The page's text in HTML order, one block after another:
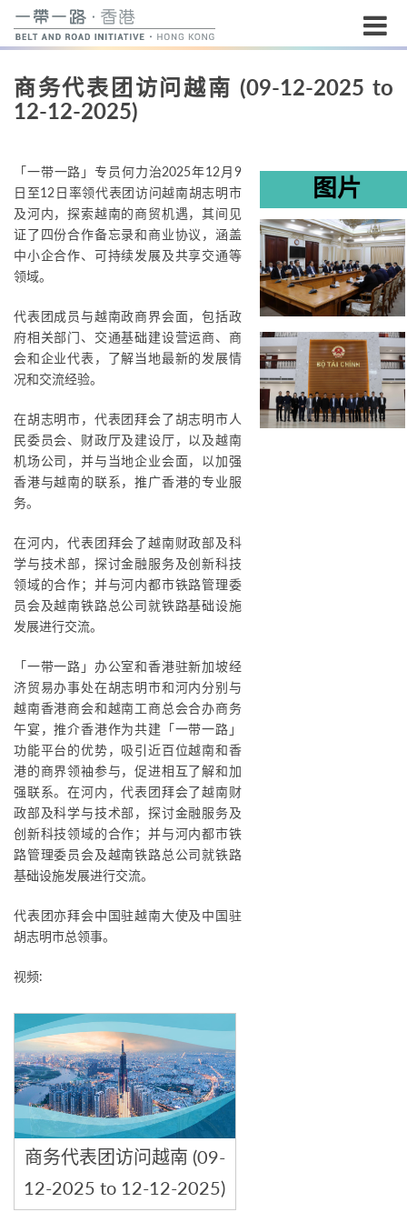
内
商务代表团访问越南 (09-12-2025 to
12-12-2025)
「一带一路」专员何力治2025年12月9
日至12日率领代表团访问越南胡志明市
及河内，探索越南的商贸机遇，其间见
证了四份合作备忘录和商业协议，涵盖
中小企合作、可持续发展及共享交通等
领域。
代表团成员与越南政商界会面，包括政
府相关部门、交通基础建设营运商、商
会和企业代表，了解当地最新的发展情
况和交流经验。
在胡志明市，代表团拜会了胡志明市人
民委员会、财政厅及建设厅，以及越南
机场公司，并与当地企业会面，以加强
香港与越南的联系，推广香港的专业服
务。
在河内，代表团拜会了越南财政部及科
学与技术部，探讨金融服务及创新科技
领域的合作；并与河内都市铁路管理委
员会及越南铁路总公司就铁路基础设施
发展进行交流。
「一带一路」办公室和香港驻新加坡经
济贸易办事处在胡志明市和河内分别与
越南香港商会和越南工商总会合办商务
午宴，推介香港作为共建「一带一路」
功能平台的优势，吸引近百位越南和香
港的商界领袖参与，促进相互了解和加
强联系。在河内，代表团拜会了越南财
政部及科学与技术部，探讨金融服务及
创新科技领域的合作；并与河内都市铁
路管理委员会及越南铁路总公司就铁路
基础设施发展进行交流。
代表团亦拜会中国驻越南大使及中国驻
胡志明市总领事。
视频:
商务代表团访问越南 (09-
12-2025 to 12-12-2025)
图片